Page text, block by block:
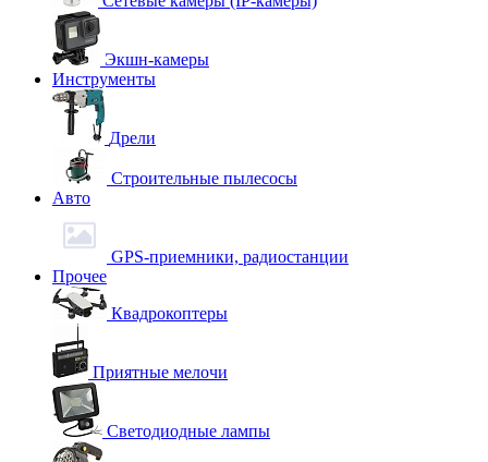
Экшн-камеры
Инструменты
Дрели
Строительные пылесосы
Авто
GPS-приемники, радиостанции
Прочее
Квадрокоптеры
Приятные мелочи
Светодиодные лампы